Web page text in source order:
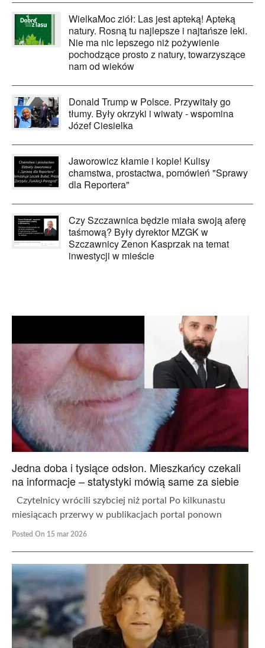
WielkaMoc ziół: Las jest apteką! Apteką
natury. Rosną tu najlepsze i najtańsze leki.
Nie ma nic lepszego niż pożywienie
pochodzące prosto z natury, towarzyszące
nam od wieków
Donald Trump w Polsce. Przywitały go
tłumy. Były okrzyki i wiwaty - wspomina
Józef Ciesielka
Jaworowicz kłamie i kopie! Kulisy
chamstwa, prostactwa, pomówień "Sprawy
dla Reportera"
Czy Szczawnica będzie miała swoją aferę
taśmową? Były dyrektor MZGK w
Szczawnicy Zenon Kasprzak na temat
inwestycji w mieście
Jedna doba i tysiące odsłon. Mieszkańcy czekali
na informacje – statystyki mówią same za siebie
Czytelnicy wrócili szybciej niż portal Po kilkunastu
miesiącach przerwy w publikacjach portal ponown
Posted On 15 mar 2026